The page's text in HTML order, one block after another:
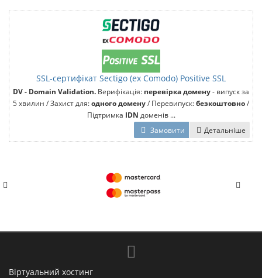
SSL-сертифікат Sectigo (ex Comodo) Positive SSL
DV - Domain Validation. Верифікація: перевірка домену- випуск за
5 хвилин / Захист для:одного домену/ Перевипуск:безкоштовно/
Підтримка IDN доменів ...
Замовити Детальніше
Віртуальний хостинг